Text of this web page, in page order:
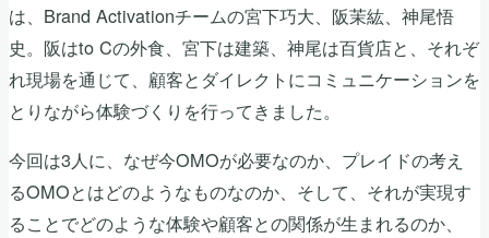
は、Brand Activationチームの宮下巧大、阪茉紘、神尾悟
史。阪はto Cの外食、宮下は建築、神尾は百貨店と、それぞ
れ現場を通じて、顧客とダイレクトにコミュニケーションを
とりながら体験づくりを行ってきました。
今回は3人に、なぜ今OMOが必要なのか、プレイドの考え
るOMOとはどのようなものなのか、そして、それが実現す
ることでどのような体験や顧客との関係が生まれるのか、